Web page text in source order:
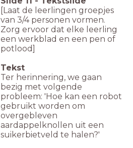
[Laat de leerlingen groepjes
van 3/4 personen vormen.
Zorg ervoor dat elke leerling
een werkblad en een pen of
potlood]
Tekst
Ter herinnering, we gaan
bezig met volgende
probleem: 'Hoe kan een robot
gebruikt worden om
overgebleven
aardappelknollen uit een
suikerbietveld te halen?'